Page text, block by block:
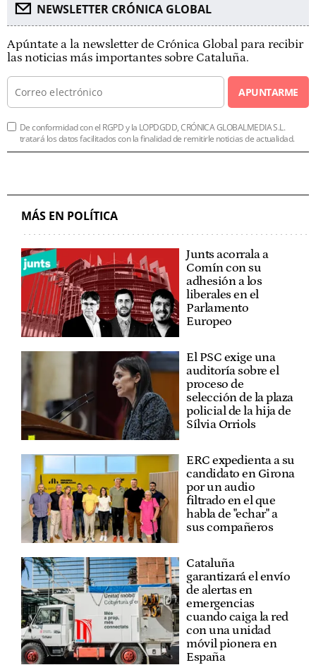
NEWSLETTER CRÓNICA GLOBAL
Apúntate a la newsletter de Crónica Global para recibir
las noticias más importantes sobre Cataluña.
APUNTARME
De conformidad con el RGPD y la LOPDGDD, CRÓNICA GLOBALMEDIA S.L.
tratará los datos facilitados con la finalidad de remitirle noticias de actualidad.
MÁS EN POLÍTICA
Junts acorrala a
Comín con su
adhesión a los
liberales en el
Parlamento
Europeo
El PSC exige una
auditoría sobre el
proceso de
selección de la plaza
policial de la hija de
Sílvia Orriols
ERC expedienta a su
candidato en Girona
por un audio
filtrado en el que
habla de "echar" a
sus compañeros
Cataluña
garantizará el envío
de alertas en
emergencias
cuando caiga la red
con una unidad
móvil pionera en
España